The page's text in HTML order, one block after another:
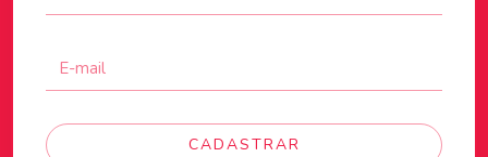
CADASTRAR